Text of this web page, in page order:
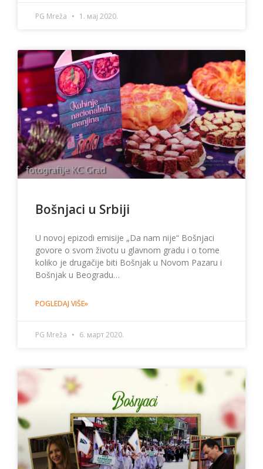
PG Mreža 1. мај 2020.
Bošnjaci u Srbiji
U novoj epizodi emisije „Da nam nije“ Bošnjaci
govore o svom životu u glavnom gradu i o tome
koliko je drugačije biti Bošnjak u Novom Pazaru i
Bošnjak u Beogradu…
POGLEDAJ VIŠE»
PG Mreža 6. март 2020.